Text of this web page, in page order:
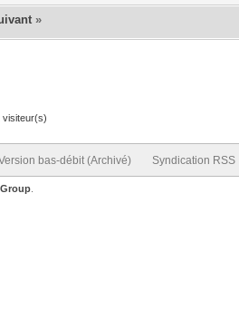
»
visiteur(s)
bas-débit (Archivé) Syndication RSS